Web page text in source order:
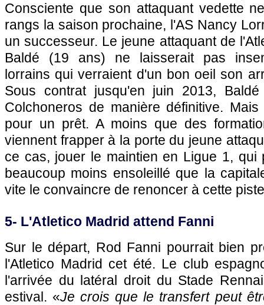
Consciente que son attaquant vedette
rangs la saison prochaine, l'AS Nancy
un successeur. Le jeune attaquant de
Baldé (19 ans) ne laisserait pas
lorrains qui verraient d'un bon oeil son
Sous contrat jusqu'en juin 2013,
Colchoneros de manière définitive.
pour un prêt. A moins que des
viennent frapper à la porte du jeune
ce cas, jouer le maintien en Ligue 1, qui
beaucoup moins ensoleillé que la
vite le convaincre de renoncer à cette
5- L'Atletico Madrid attend Fanni
Sur le départ, Rod Fanni pourrait bien
l'Atletico Madrid cet été. Le club
l'arrivée du latéral droit du Stade
estival. «Je crois que le transfert peut